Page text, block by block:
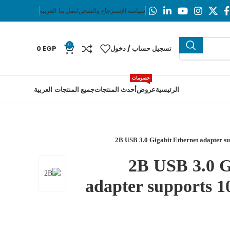
سياسة الإسترجاع والشحن اتصل بنا العربية
تسجيل حساب / دخول 0
0 EGP
الرئيسيةعروض
خصومات
أحدث المنتجاتجميع المنتجات العربية
2B USB 3.0 Gigabit Ethernet adapter
2B USB 3.0
adapter supports